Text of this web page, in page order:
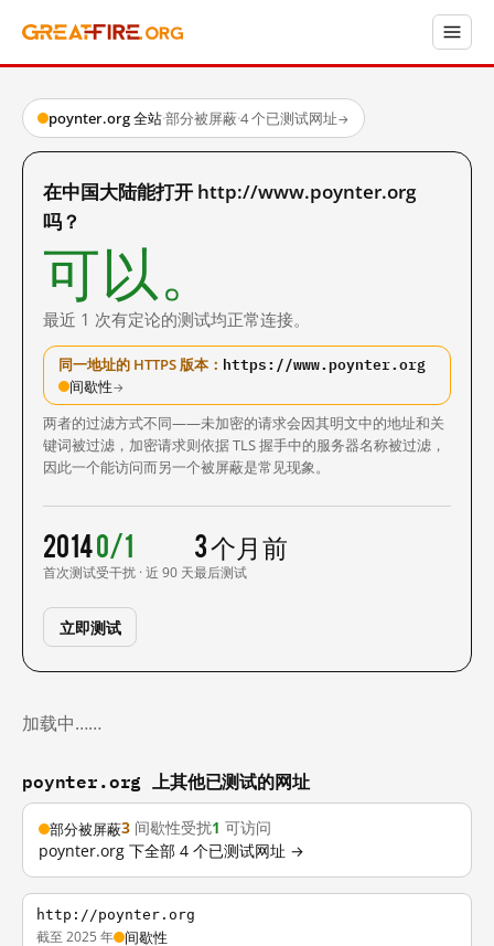
poynter.org 全站·部分被屏蔽·4 个已测试网址→
在中国大陆能打开 http://www.poynter.org
吗？
可以。
最近 1 次有定论的测试均正常连接。
同一地址的 HTTPS 版本： https://www.poynter.org
间歇性→
两者的过滤方式不同——未加密的请求会因其明文中的地址和关
键词被过滤，加密请求则依据 TLS 握手中的服务器名称被过滤，
因此一个能访问而另一个被屏蔽是常见现象。
2014
首次测试
0/1
受干扰 · 近 90 天
3 个月前
最后测试
立即测试
加载中……
poynter.org 上其他已测试的网址
部分被屏蔽3 间歇性受扰1 可访问
poynter.org 下全部 4 个已测试网址 →
http://poynter.org
截至 2025 年 间歇性